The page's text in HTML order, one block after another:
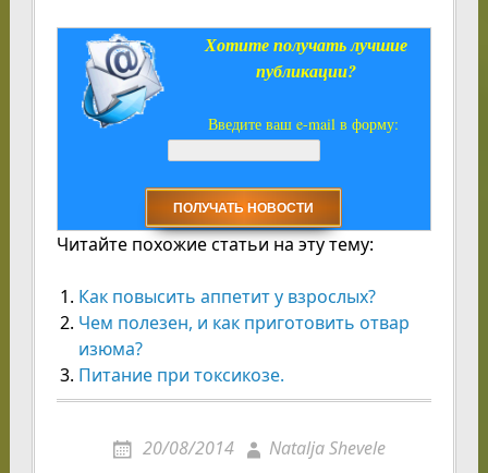
Хотите получать лучшие
публикации?
Введите ваш e-mail в форму:
Читайте похожие статьи на эту тему:
Как повысить аппетит у взрослых?
Чем полезен, и как приготовить отвар
изюма?
Питание при токсикозе.
20/08/2014 Natalja Shevele